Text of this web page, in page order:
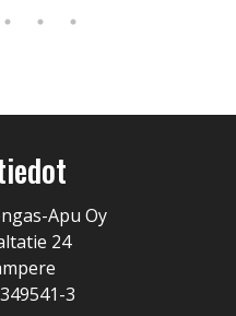
Apu Oy
24
3